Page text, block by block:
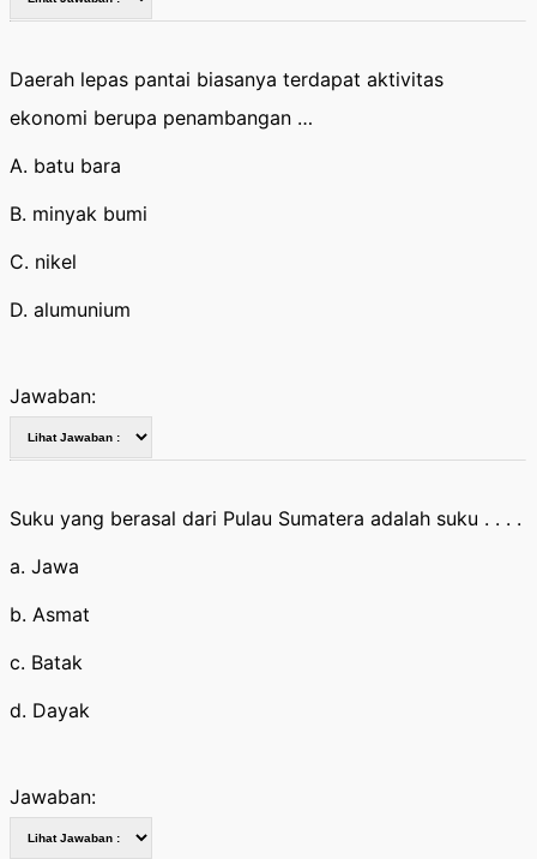
Daerah lepas pantai biasanya terdapat aktivitas
ekonomi berupa penambangan …
A. batu bara
B. minyak bumi
C. nikel
D. alumunium
Jawaban:
Suku yang berasal dari Pulau Sumatera adalah suku . . . .
a. Jawa
b. Asmat
c. Batak
d. Dayak
Jawaban: